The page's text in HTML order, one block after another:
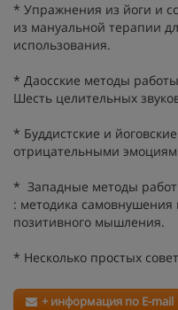
* Упражнения из йоги и
из мануальной терапии
использования.
* Даосские методы
Шесть целительных
* Буддистские и
отрицательными
* Западные методы
: методика самовнушения
позитивного мышления.
* Несколько простых
+ информация по E-mail